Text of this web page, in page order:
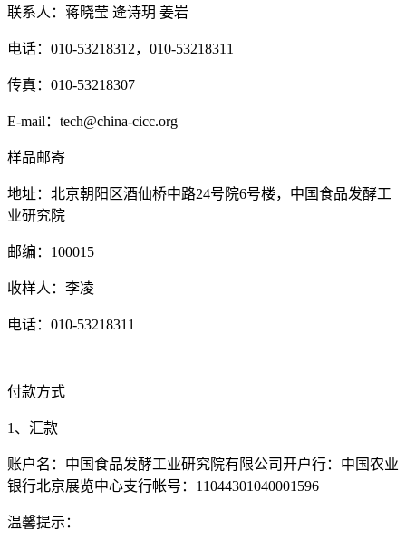
联系人：蒋晓莹 逄诗玥 姜岩
电话：010-53218312，010-53218311
传真：010-53218307
E-mail：tech@china-cicc.org
样品邮寄
地址：北京朝阳区酒仙桥中路24号院6号楼，中国食品发酵工
业研究院
邮编：100015
收样人：李凌
电话：010-53218311
付款方式
1、汇款
账户名：中国食品发酵工业研究院有限公司开户行：中国农业
银行北京展览中心支行帐号：11044301040001596
温馨提示：